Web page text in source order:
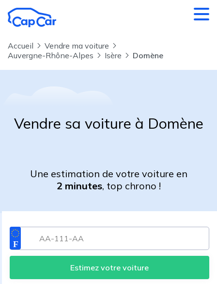
Accueil
Vendre ma voiture
Auvergne-Rhône-Alpes
Isère Domène
Vendre sa voiture à Domène
Une estimation de votre voiture en
2 minutes, top chrono !
Estimez votre voiture